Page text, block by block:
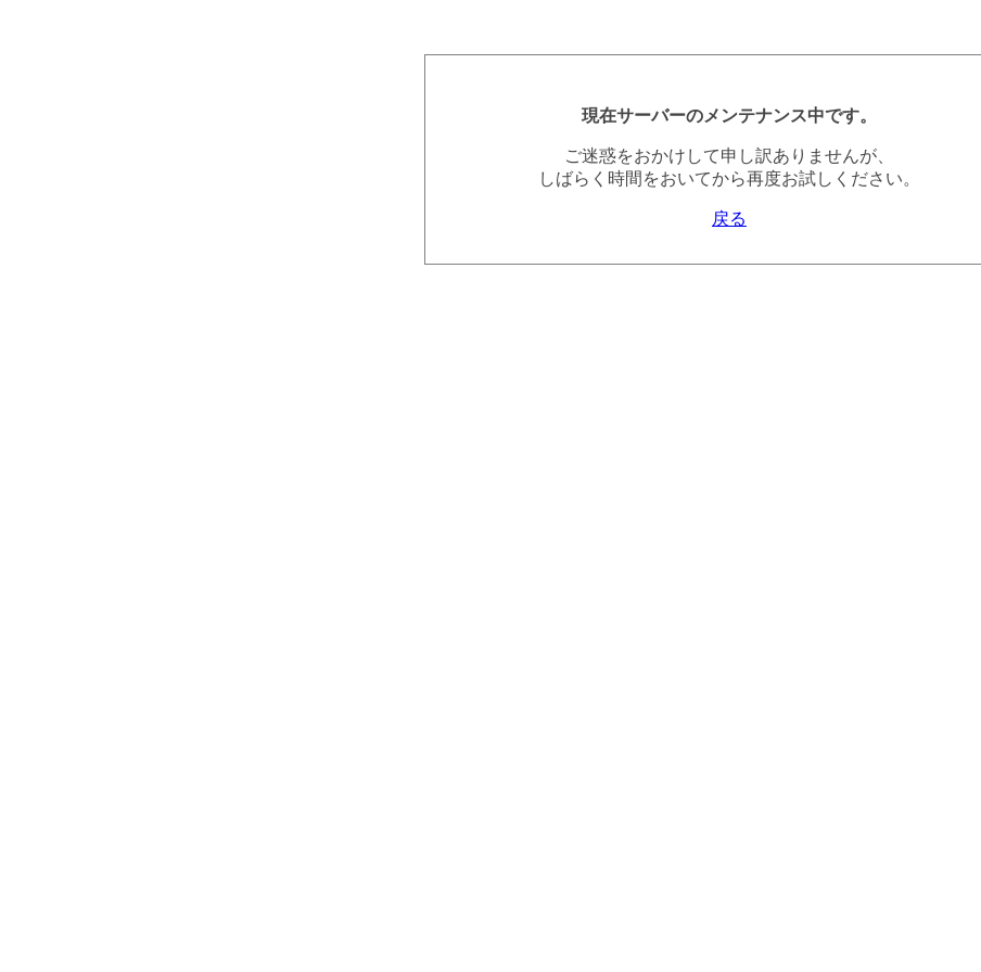
現在サーバーのメンテナンス中です。
ご迷惑をおかけして申し訳ありませんが、
しばらく時間をおいてから再度お試しください。
戻る